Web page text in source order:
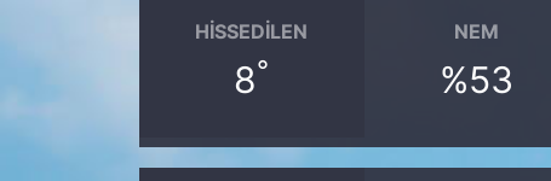
HISSEDILEN
8°
NEM
%53